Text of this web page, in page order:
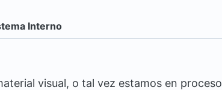
Interno
visual, o tal vez estamos en proceso